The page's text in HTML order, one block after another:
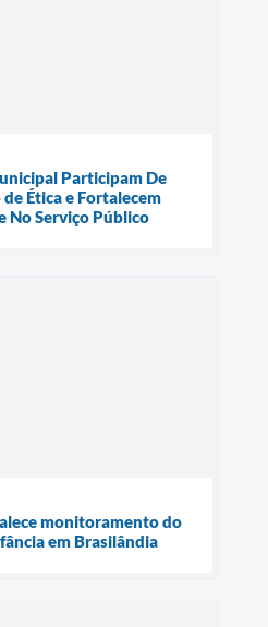
Participam De
Ética e Fortalecem
No Serviço Público
monitoramento do
em Brasilândia